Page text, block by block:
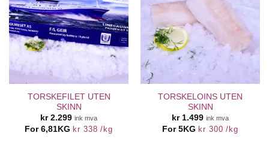
TORSKEFILET UTEN
SKINN
kr2.299 ink mva
For 6,81KG kr 338 / kg
TORSKELOINS UTEN
SKINN
kr1.499 ink mva
For 5KG kr 300 / kg